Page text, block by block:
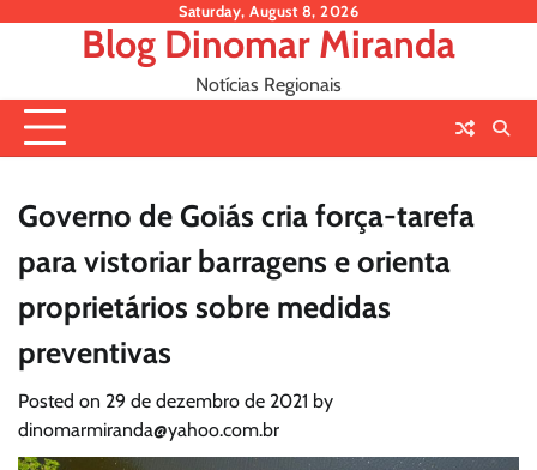
Saturday, August 8, 2026
Blog Dinomar Miranda
Notícias Regionais
Governo de Goiás cria força-tarefa
para vistoriar barragens e orienta
proprietários sobre medidas
preventivas
Posted on 29 de dezembro de 2021 by
dinomarmiranda@yahoo.com.br